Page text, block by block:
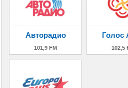
Авторадио
101,9 FM
Голос
102,5